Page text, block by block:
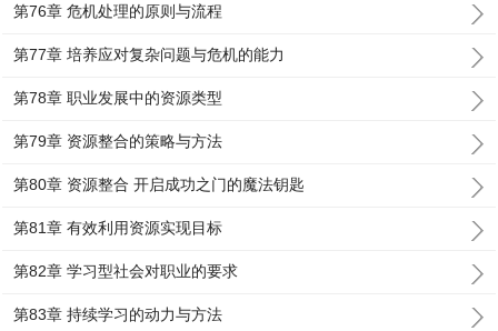
第76章 危机处理的原则与流程
第77章 培养应对复杂问题与危机的能力
第78章 职业发展中的资源类型
第79章 资源整合的策略与方法
第80章 资源整合 开启成功之门的魔法钥匙
第81章 有效利用资源实现目标
第82章 学习型社会对职业的要求
第83章 持续学习的动力与方法